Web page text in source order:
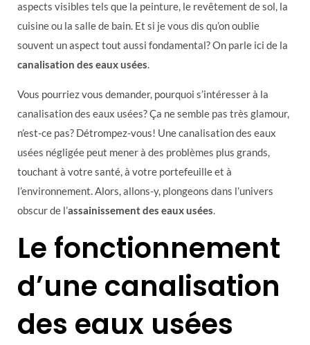
aspects visibles tels que la peinture, le revêtement de sol, la
cuisine ou la salle de bain. Et si je vous dis qu’on oublie
souvent un aspect tout aussi fondamental? On parle ici de la
canalisation des eaux usées.
Vous pourriez vous demander, pourquoi s’intéresser à la
canalisation des eaux usées? Ça ne semble pas très glamour,
n’est-ce pas? Détrompez-vous! Une canalisation des eaux
usées négligée peut mener à des problèmes plus grands,
touchant à votre santé, à votre portefeuille et à
l’environnement. Alors, allons-y, plongeons dans l’univers
obscur de l’assainissement des eaux usées.
Le fonctionnement
d’une canalisation
des eaux usées